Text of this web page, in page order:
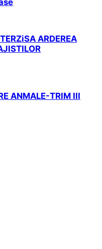
ARDEREA
ANMALE-TRIM III